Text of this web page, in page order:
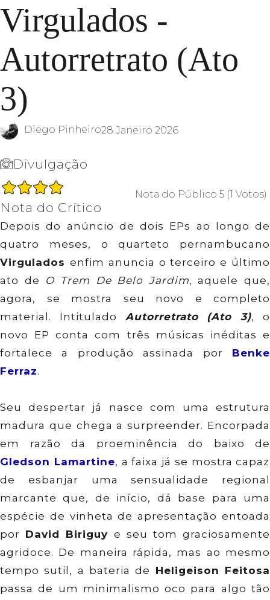
Virgulados -
Autorretrato (Ato
3)
Diego Pinheiro28 Janeiro 2026
Divulgação
Nota do Crítico
Nota do Público 5 (1 Votos)
Depois do anúncio de dois EPs ao longo de
quatro meses, o quarteto pernambucano
Virgulados enfim anuncia o terceiro e último
ato de O Trem De Belo Jardim, aquele que,
agora, se mostra seu novo e completo
material. Intitulado Autorretrato (Ato 3), o
novo EP conta com três músicas inéditas e
fortalece a produção assinada por Benke
Ferraz.
Seu despertar já nasce com uma estrutura
madura que chega a surpreender. Encorpada
em razão da proeminência do baixo de
Gledson Lamartine, a faixa já se mostra capaz
de esbanjar uma sensualidade regional
marcante que, de início, dá base para uma
espécie de vinheta de apresentação entoada
por David Biriguy e seu tom graciosamente
agridoce. De maneira rápida, mas ao mesmo
tempo sutil, a bateria de Heligeison Feitosa
passa de um minimalismo oco para algo tão